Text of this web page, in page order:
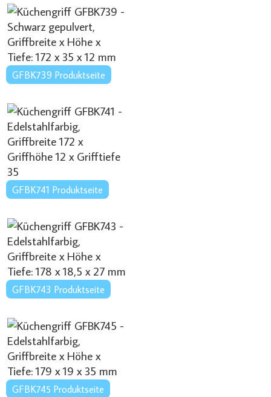
GFBK739 Produktseite
GFBK741 Produktseite
GFBK743 Produktseite
GFBK745 Produktseite